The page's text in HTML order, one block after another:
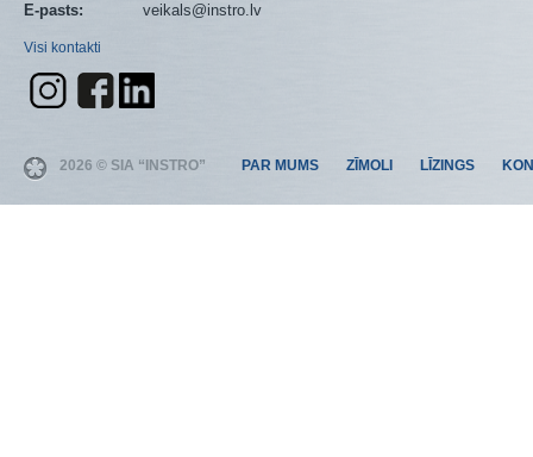
E-pasts:
veikals@instro.lv
Visi kontakti
2026 © SIA “INSTRO” PAR MUMS ZĪMOLI LĪZINGS